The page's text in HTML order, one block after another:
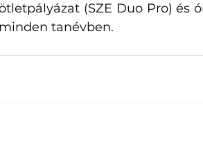
(SZE Duo Pro) és
tanévben.